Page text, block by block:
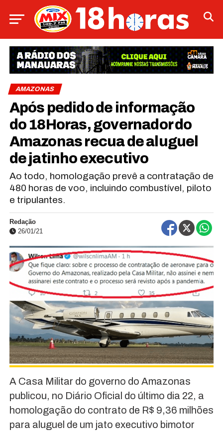
AMAZONAS
Após pedido de informação
do 18Horas, governador do
Amazonas recua de aluguel
de jatinho executivo
Ao todo, homologação prevê a contratação de
480 horas de voo, incluindo combustível, piloto
e tripulantes.
Redação
26/01/21
A Casa Militar do governo do Amazonas
publicou, no Diário Oficial do último dia 22, a
homologação do contrato de R$ 9,36 milhões
para aluguel de um jato executivo bimotor